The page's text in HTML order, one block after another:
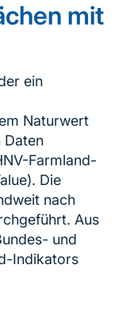
mit
ein
Naturwert
Daten
Farmland-
Die
nach
Aus
und
Indikators